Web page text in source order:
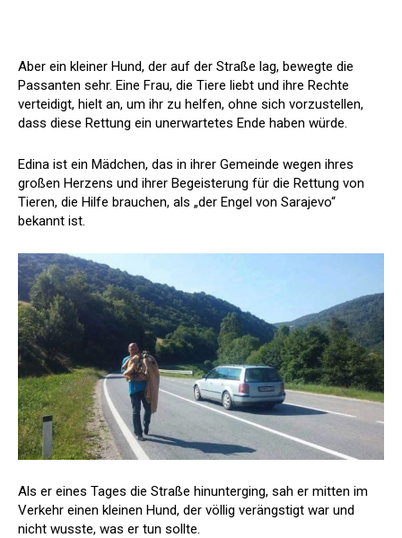
Aber ein kleiner Hund, der auf der Straße lag, bewegte die
Passanten sehr. Eine Frau, die Tiere liebt und ihre Rechte
verteidigt, hielt an, um ihr zu helfen, ohne sich vorzustellen,
dass diese Rettung ein unerwartetes Ende haben würde.
Edina ist ein Mädchen, das in ihrer Gemeinde wegen ihres
großen Herzens und ihrer Begeisterung für die Rettung von
Tieren, die Hilfe brauchen, als „der Engel von Sarajevo“
bekannt ist.
Als er eines Tages die Straße hinunterging, sah er mitten im
Verkehr einen kleinen Hund, der völlig verängstigt war und
nicht wusste, was er tun sollte.